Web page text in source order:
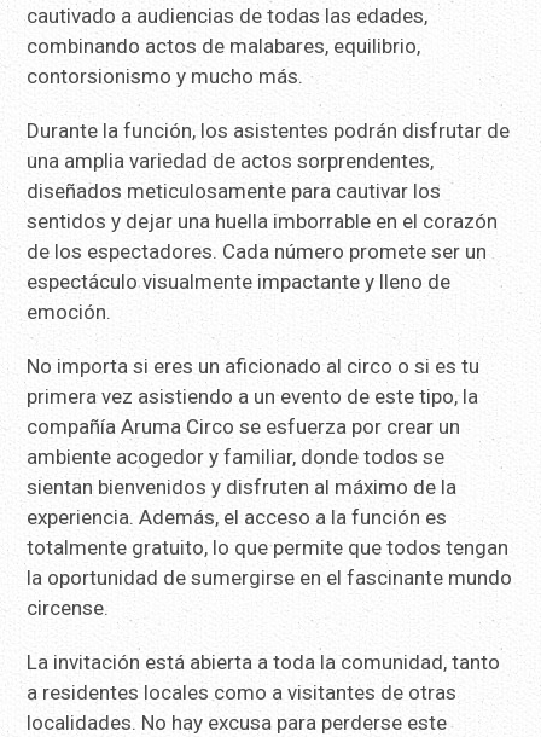
cautivado a audiencias de todas las edades,
combinando actos de malabares, equilibrio,
contorsionismo y mucho más.
Durante la función, los asistentes podrán disfrutar de
una amplia variedad de actos sorprendentes,
diseñados meticulosamente para cautivar los
sentidos y dejar una huella imborrable en el corazón
de los espectadores. Cada número promete ser un
espectáculo visualmente impactante y lleno de
emoción.
No importa si eres un aficionado al circo o si es tu
primera vez asistiendo a un evento de este tipo, la
compañía Aruma Circo se esfuerza por crear un
ambiente acogedor y familiar, donde todos se
sientan bienvenidos y disfruten al máximo de la
experiencia. Además, el acceso a la función es
totalmente gratuito, lo que permite que todos tengan
la oportunidad de sumergirse en el fascinante mundo
circense.
La invitación está abierta a toda la comunidad, tanto
a residentes locales como a visitantes de otras
localidades. No hay excusa para perderse este